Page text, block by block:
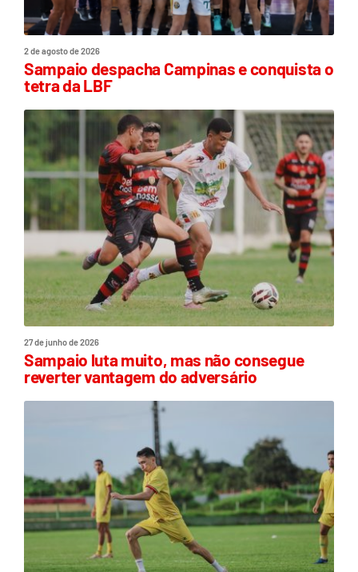
2 de agosto de 2026
Sampaio despacha Campinas e conquista o
tetra da LBF
27 de junho de 2026
Sampaio luta muito, mas não consegue
reverter vantagem do adversário